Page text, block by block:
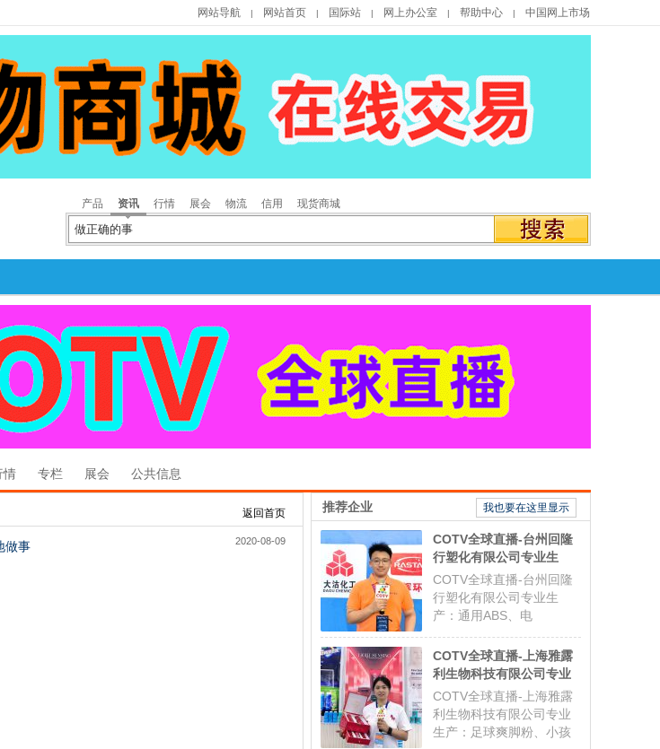
网站导航 | 网站首页 | 国际站 | 网上办公室 | 帮助中心 | 中国网上市场
产品 资讯 行情 展会 物流 信用 现货商城
情 专栏 展会 公共信息
返回首页
2020-08-09
做事
我也要在这里显示
推荐企业
COTV全球直播-台州回隆
行塑化有限公司专业生
产：通用ABS、电镀
ABS、阻燃ABS、透明
ABS、耐热ABS、合金
GPPS、HIPS系列等创新
型塑料颗粒产品，欢迎大
家光临！
COTV全球直播-台州回隆
行塑化有限公司专业生
产：通用ABS、电
ABS、耐热ABS、合金ABS
以及代理透、改苯GPPS、
HIPS系列等创新型塑料颗
粒产品，联系电话：
18658627877、
18268688688,
COTV全球直播-上海雅露
利生物科技有限公司专业
生产：足球爽脚粉、小孩
爽身粉、多肽蚕丝胶原植
萃精华水、多肽蜂蜜胶原
COTV全球直播-上海雅露
利生物科技有限公司专业
生产：足球爽脚粉、小孩